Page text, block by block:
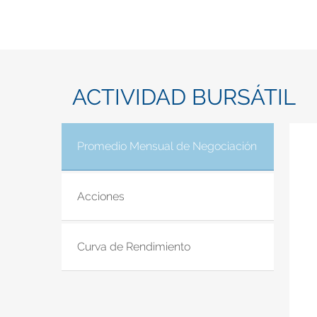
ACTIVIDAD BURSÁTIL
Promedio Mensual de Negociación
Acciones
Curva de Rendimiento